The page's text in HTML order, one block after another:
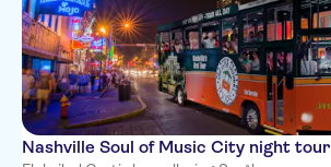
Nashville Soul of Music City night tour